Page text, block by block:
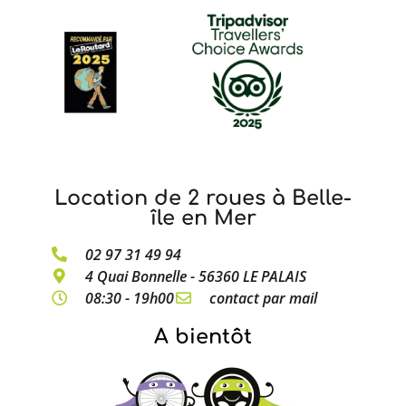
Location de 2 roues à Belle-
île en Mer
02 97 31 49 94
4 Quai Bonnelle - 56360 LE PALAIS
08:30 - 19h00
contact par mail
A bientôt